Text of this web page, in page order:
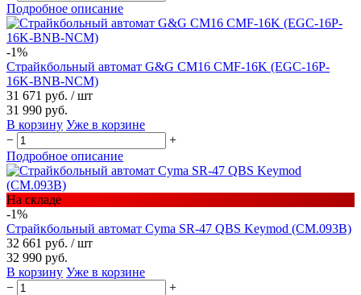
Подробное описание
-1%
Страйкбольный автомат G&G CM16 CMF-16K (EGC-16P-
16K-BNB-NCM)
31 671 руб. / шт
31 990 руб.
В корзину Уже в корзине
−
+
Подробное описание
На складе
-1%
Страйкбольный автомат Cyma SR-47 QBS Keymod (CM.093B)
32 661 руб. / шт
32 990 руб.
В корзину Уже в корзине
−
+